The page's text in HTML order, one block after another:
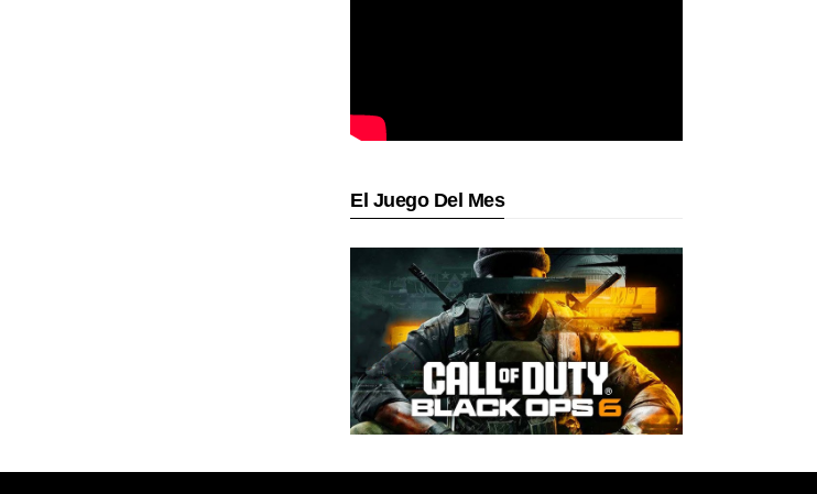
El Juego Del Mes